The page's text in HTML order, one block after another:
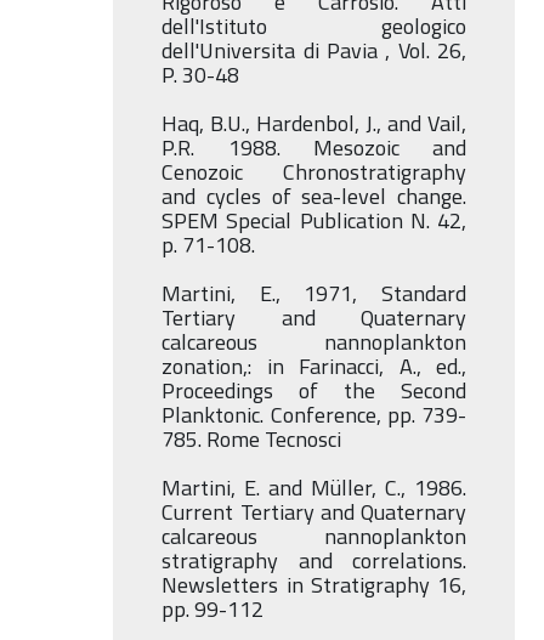
dell'Istituto geologico
dell'Universita di Pavia , Vol. 26,
P. 30-48
Haq, B.U., Hardenbol, J., and Vail,
P.R. 1988. Mesozoic and
Cenozoic Chronostratigraphy
and cycles of sea-level change.
SPEM Special Publication N. 42,
p. 71-108.
Martini, E., 1971, Standard
Tertiary and Quaternary
calcareous nannoplankton
zonation,: in Farinacci, A., ed.,
Proceedings of the Second
Planktonic. Conference, pp. 739-
785. Rome Tecnosci
Martini, E. and Müller, C., 1986.
Current Tertiary and Quaternary
calcareous nannoplankton
stratigraphy and correlations.
Newsletters in Stratigraphy 16,
pp. 99-112